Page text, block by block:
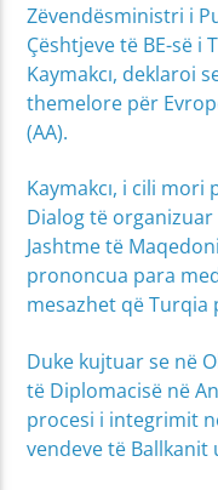
Zëvendësministri i
Çështjeve të BE-së i
Kaymakcı, deklaroi
themelore për
(AA).
Kaymakcı, i cili
Dialog të
Jashtme të
prononcua para
mesazhet që
Duke kujtuar se në
të Diplomacisë në
procesi i integrimit
vendeve të